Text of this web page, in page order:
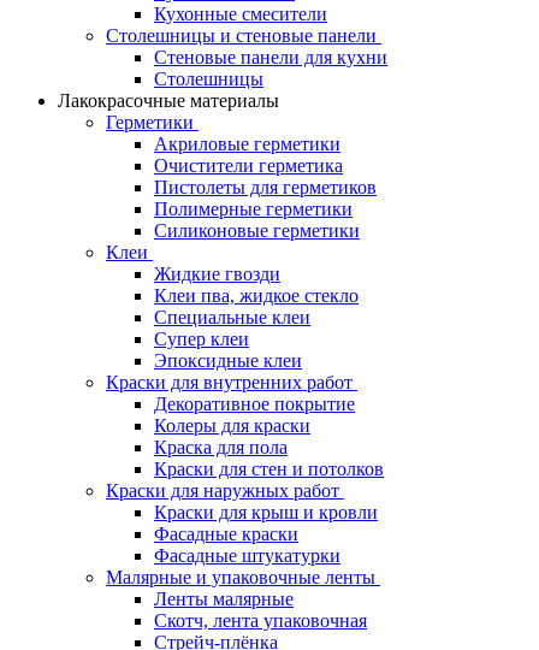
Кухонные смесители
Столешницы и стеновые панели
Стеновые панели для кухни
Столешницы
Лакокрасочные материалы
Герметики
Акриловые герметики
Очистители герметика
Пистолеты для герметиков
Полимерные герметики
Силиконовые герметики
Клеи
Жидкие гвозди
Клеи пва, жидкое стекло
Специальные клеи
Супер клеи
Эпоксидные клеи
Краски для внутренних работ
Декоративное покрытие
Колеры для краски
Краска для пола
Краски для стен и потолков
Краски для наружных работ
Краски для крыш и кровли
Фасадные краски
Фасадные штукатурки
Малярные и упаковочные ленты
Ленты малярные
Скотч, лента упаковочная
Стрейч-плёнка